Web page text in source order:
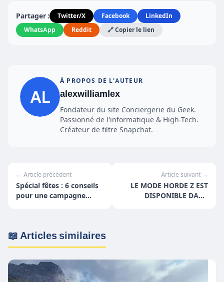
Partager : Twitter/X Facebook
LinkedIn
WhatsApp
Reddit 🔗 Copier le lien
À PROPOS DE L'AUTEUR
alexwilliamlex
Fondateur du site Conciergerie du Geek.
Passionné de l'informatique & High-Tech.
Créateur de filtre Snapchat.
← Article précédent
Spécial fêtes : 6 conseils
pour une campagne
Article suivant →
LE MODE HORDE Z EST
DISPONIBLE DANS
📖 Articles similaires